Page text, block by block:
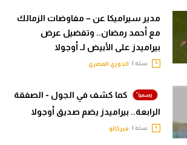
مدير سيراميكا عن – مفاوضات الزمالك
مع أحمد رمضان.. وتفضيل عرض
بيراميدز على الأبيض لـ أوجولا
سنه | الدوري المصري
كما كشف في الجول - الصفقة
الرابعة.. بيراميدز يضم صديق أوجولا
سنه | ميركاتو